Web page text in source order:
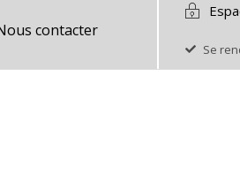
contacter
Se